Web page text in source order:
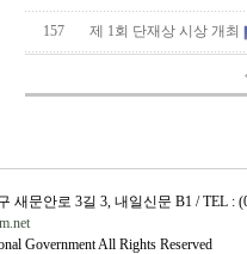
157 제 1회 단재상 시상 개최
새문안로 3길 3, 내일신문 B1 / TEL :
Government All Rights Reserved